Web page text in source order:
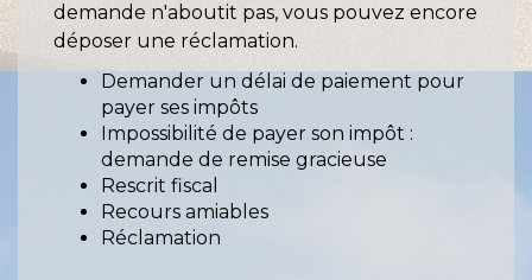
demande n'aboutit pas, vous pouvez encore
déposer une réclamation.
Demander un délai de paiement pour
payer ses impôts
Impossibilité de payer son impôt :
demande de remise gracieuse
Rescrit fiscal
Recours amiables
Réclamation